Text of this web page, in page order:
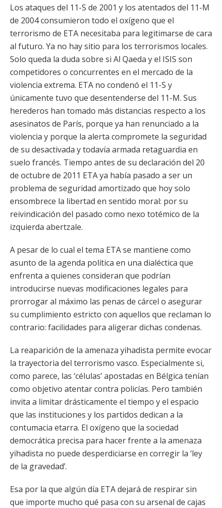
Los ataques del 11-S de 2001 y los atentados del 11-M
de 2004 consumieron todo el oxígeno que el
terrorismo de ETA necesitaba para legitimarse de cara
al futuro. Ya no hay sitio para los terrorismos locales.
Solo queda la duda sobre si Al Qaeda y el ISIS son
competidores o concurrentes en el mercado de la
violencia extrema. ETA no condenó el 11-S y
únicamente tuvo que desentenderse del 11-M. Sus
herederos han tomado más distancias respecto a los
asesinatos de París, porque ya han renunciado a la
violencia y porque la alerta compromete la seguridad
de su desactivada y todavía armada retaguardia en
suelo francés. Tiempo antes de su declaración del 20
de octubre de 2011 ETA ya había pasado a ser un
problema de seguridad amortizado que hoy solo
ensombrece la libertad en sentido moral: por su
reivindicación del pasado como nexo totémico de la
izquierda abertzale.
A pesar de lo cual el tema ETA se mantiene como
asunto de la agenda política en una dialéctica que
enfrenta a quienes consideran que podrían
introducirse nuevas modificaciones legales para
prorrogar al máximo las penas de cárcel o asegurar
su cumplimiento estricto con aquellos que reclaman lo
contrario: facilidades para aligerar dichas condenas.
La reaparición de la amenaza yihadista permite evocar
la trayectoria del terrorismo vasco. Especialmente si,
como parece, las ‘células’ apostadas en Bélgica tenían
como objetivo atentar contra policías. Pero también
invita a limitar drásticamente el tiempo y el espacio
que las instituciones y los partidos dedican a la
contumacia etarra. El oxígeno que la sociedad
democrática precisa para hacer frente a la amenaza
yihadista no puede desperdiciarse en corregir la ‘ley
de la gravedad’.
Esa por la que algún día ETA dejará de respirar sin
que importe mucho qué pasa con su arsenal de cajas